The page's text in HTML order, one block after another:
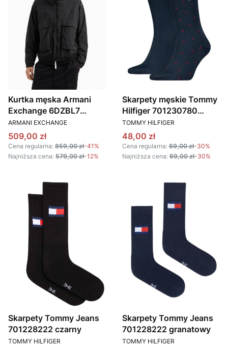
Kurtka męska Armani
Exchange 6DZBL7
ZN5HZ czarny
PRODUCENT
ARMANI EXCHANGE
Cena promocyjna
509,00 zł
Cena regularna: 859,00 zł-41%
Najniższa cena: 579,00 zł-12%
Skarpety męskie Tommy
Hilfiger 701230780
granatowy
PRODUCENT
TOMMY HILFIGER
Cena promocyjna
48,00 zł
Cena regularna: 69,00 zł-30%
Najniższa cena: 69,00 zł-30%
Skarpety Tommy Jeans
701228222 czarny
PRODUCENT
TOMMY HILFIGER
Skarpety Tommy Jeans
701228222 granatowy
PRODUCENT
TOMMY HILFIGER